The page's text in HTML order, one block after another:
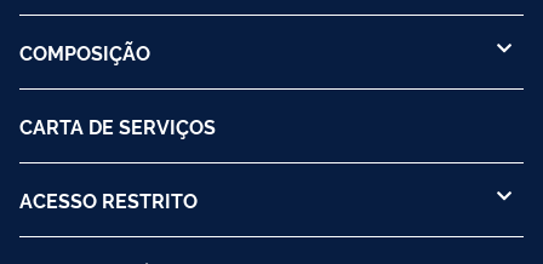
COMPOSIÇÃO
CARTA DE SERVIÇOS
ACESSO RESTRITO